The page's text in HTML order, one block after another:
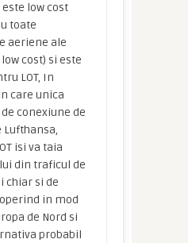
low cost
toate
aeriene ale
cost) si este
LOT, In
care unica
conexiune de
Lufthansa,
isi va taia
din traficul de
chiar si de
in mod
de Nord si
probabil